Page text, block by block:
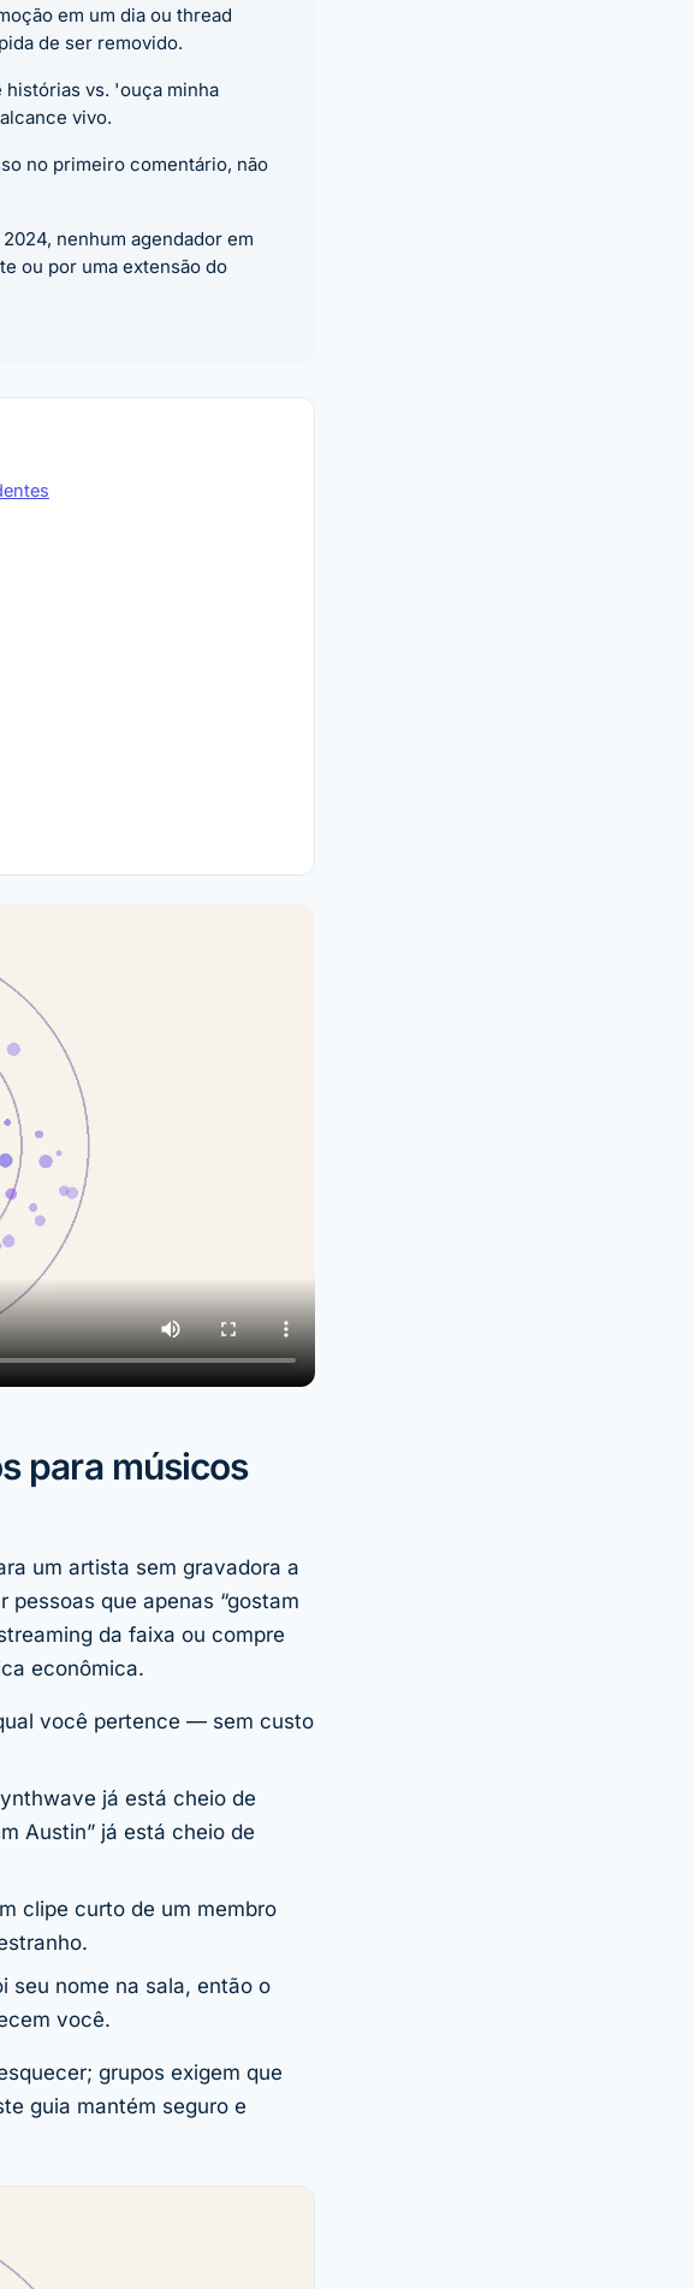
em um dia ou thread
de ser removido.
histórias vs. 'ouça minha
vivo.
no primeiro comentário, não
nenhum agendador em
ou por uma extensão do
para músicos
um artista sem gravadora a
que apenas “gostam
da faixa ou compre
econômica.
você pertence — sem custo
já está cheio de
Austin” já está cheio de
clipe curto de um membro
seu nome na sala, então o
você.
grupos exigem que
guia mantém seguro e